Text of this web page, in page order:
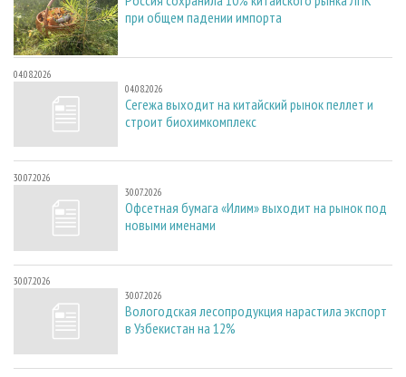
при общем падении импорта
04.08.2026
04.08.2026
Сегежа выходит на китайский рынок пеллет и
строит биохимкомплекс
30.07.2026
30.07.2026
Офсетная бумага «Илим» выходит на рынок под
новыми именами
30.07.2026
30.07.2026
Вологодская лесопродукция нарастила экспорт
в Узбекистан на 12%